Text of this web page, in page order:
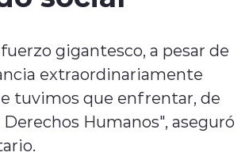
gigantesco, a pesar de
extraordinariamente
tuvimos que enfrentar, de
Humanos", aseguró